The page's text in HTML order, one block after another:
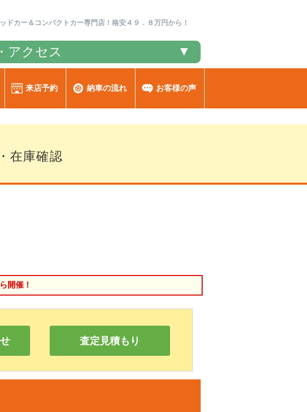
ドカー＆コンパクトカー専門店！格安４９．８万円から！
アクセス ▼
来店予約 納車の流れ お客様の声
在庫確認
開催！
査定見積もり